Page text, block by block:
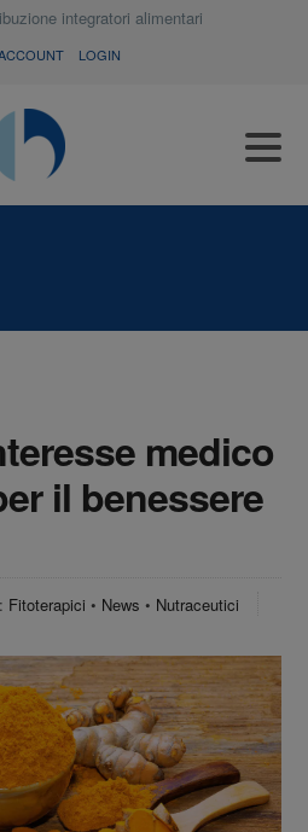
integratori alimentari
LOGIN
medico
il benessere
Fitoterapici • News • Nutraceutici